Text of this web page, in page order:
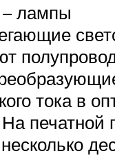
– лампы
тока в
печатной